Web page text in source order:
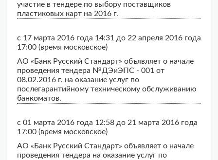
участие в тендере по выбору поставщиков
пластиковых карт на 2016 г.
с 17 марта 2016 года 14:31 до 22 апреля 2016 года
17:00 (время московское)
АО «Банк Русский Стандарт» объявляет о начале
проведения тендера №ДЭиЭПС - 001 от
08.02.2016 г. на оказание услуг по
послегарантийному техническому обслуживанию
банкоматов.
с 01 марта 2016 года 12:58 до 21 марта 2016 года
17:00 (время московское)
АО «Банк Русский Стандарт» объявляет о начале
проведения тендера на оказание услуг по